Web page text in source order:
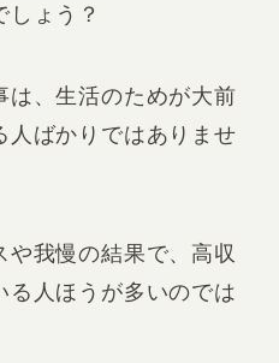
しょう？
は、生活のためが大前
人ばかりではありませ
我慢の結果で、高収
る人ほうが多いのでは